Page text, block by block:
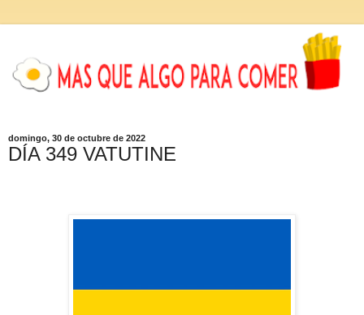
domingo, 30 de octubre de 2022
DÍA 349 VATUTINE